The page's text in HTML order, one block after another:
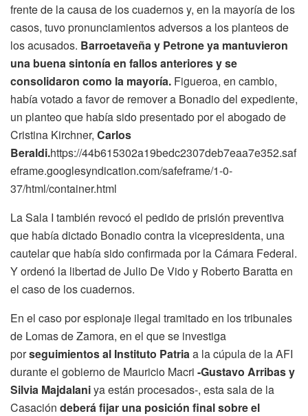
frente de la causa de los cuadernos y, en la mayoría de los
casos, tuvo pronunciamientos adversos a los planteos de
los acusados. Barroetaveña y Petrone ya mantuvieron
una buena sintonía en fallos anteriores y se
consolidaron como la mayoría. Figueroa, en cambio,
había votado a favor de remover a Bonadio del expediente,
un planteo que había sido presentado por el abogado de
Cristina Kirchner, Carlos
Beraldi.https://44b615302a19bedc2307deb7eaa7e352.saf
eframe.googlesyndication.com/safeframe/1-0-
37/html/container.html
La Sala I también revocó el pedido de prisión preventiva
que había dictado Bonadio contra la vicepresidenta, una
cautelar que había sido confirmada por la Cámara Federal.
Y ordenó la libertad de Julio De Vido y Roberto Baratta en
el caso de los cuadernos.
En el caso por espionaje ilegal tramitado en los tribunales
de Lomas de Zamora, en el que se investiga
porseguimientos al Instituto Patriaa la cúpula de la AFI
durante el gobierno de Mauricio Macri -Gustavo Arribas y
Silvia Majdalaniya están procesados-, esta sala de la
Casación deberá fijar una posición final sobre el